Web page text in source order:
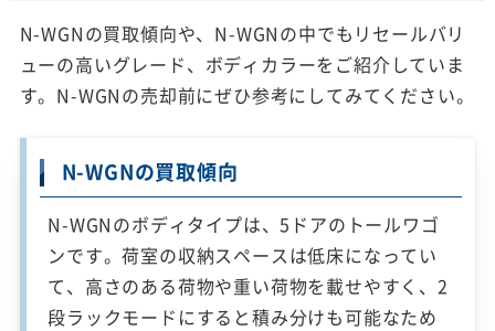
N-WGNの買取傾向や、N-WGNの中でもリセールバリ
ューの高いグレード、ボディカラーをご紹介していま
す。N-WGNの売却前にぜひ参考にしてみてください。
N-WGNの買取傾向
N-WGNのボディタイプは、5ドアのトールワゴ
ンです。荷室の収納スペースは低床になってい
て、高さのある荷物や重い荷物を載せやすく、2
段ラックモードにすると積み分けも可能なため